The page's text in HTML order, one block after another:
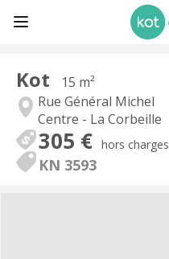
Kot
15 m²
Rue Général Michel
Centre - La Corbeille
305 € hors charges
KN 3593